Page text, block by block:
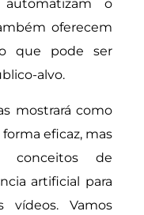
o
oferecem
que pode ser
alvo.
mostrará como
eficaz, mas
conceitos de
artificial para
vídeos. Vamos